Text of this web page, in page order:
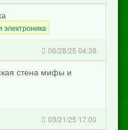
электроника
06/28/25 04:38
стена мифы и
03/21/25 17:00